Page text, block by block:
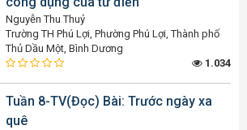
Nguyễn Thu Thuỷ
Trường TH Phú Lợi, Phường Phú Lợi, Thành phố
Thủ Dầu Một, Bình Dương
1.034
Tuần 8-TV(Đọc) Bài: Trước ngày xa
quê